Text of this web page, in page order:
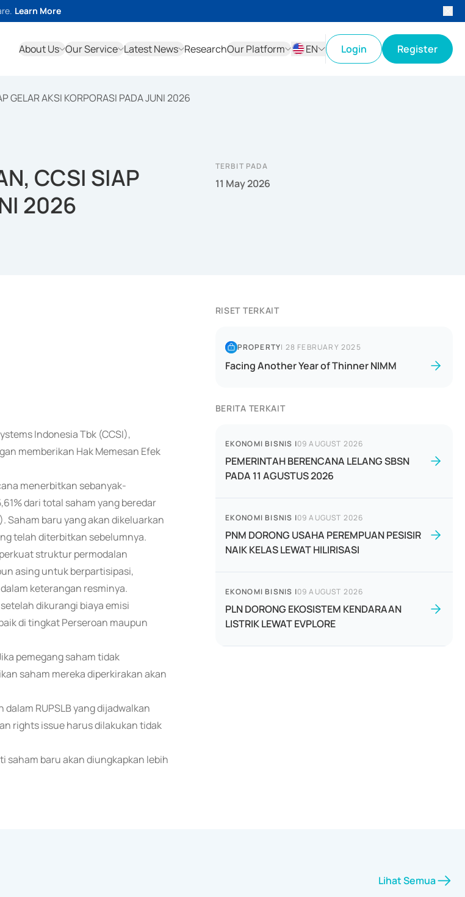
Learn More
About Us Our Service Latest News ResearchOur Platform
EN
Login Register
GELAR AKSI KORPORASI PADA JUNI 2026
CCSI SIAP
2026
TERBIT PADA
11 May 2026
Indonesia Tbk (CCSI),
memberikan Hak Memesan Efek
menerbitkan sebanyak-
dari total saham yang beredar
Saham baru yang akan dikeluarkan
telah diterbitkan sebelumnya.
struktur permodalan
asing untuk berpartisipasi,
keterangan resminya.
dikurangi biaya emisi
di tingkat Perseroan maupun
pemegang saham tidak
saham mereka diperkirakan akan
RUPSLB yang dijadwalkan
rights issue harus dilakukan tidak
saham baru akan diungkapkan lebih
RISET TERKAIT
PROPERTY| 28 FEBRUARY 2025
Facing Another Year of Thinner NIMM
BERITA TERKAIT
EKONOMI BISNIS |09 AUGUST 2026
PEMERINTAH BERENCANA LELANG SBSN
PADA 11 AGUSTUS 2026
EKONOMI BISNIS |09 AUGUST 2026
PNM DORONG USAHA PEREMPUAN PESISIR
NAIK KELAS LEWAT HILIRISASI
EKONOMI BISNIS |09 AUGUST 2026
PLN DORONG EKOSISTEM KENDARAAN
LISTRIK LEWAT EVPLORE
Lihat Semua